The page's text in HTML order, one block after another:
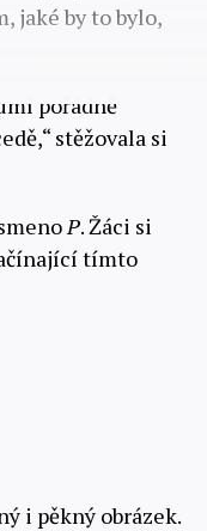
jaké by to bylo,
pořádně
stěžovala si
P. Žáci si
tímto
i pěkný obrázek.